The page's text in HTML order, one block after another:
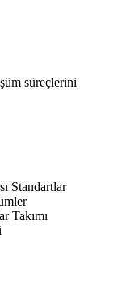
süreçlerini
Standartlar
Takımı